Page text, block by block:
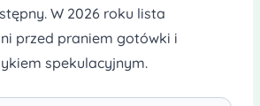
W 2026 roku lista
przed praniem gotówki i
spekulacyjnym.